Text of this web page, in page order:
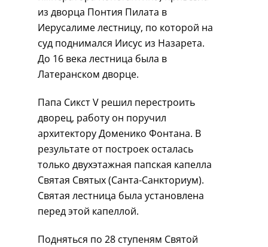
из дворца Понтия Пилата в
Иерусалиме лестницу, по которой на
суд поднимался Иисус из Назарета.
До 16 века лестница была в
Латеранском дворце.
Папа Сикст V решил перестроить
дворец, работу он поручил
архитектору Доменико Фонтана. В
результате от построек осталась
только двухэтажная папская капелла
Святая Святых (Санта-Санкториум).
Святая лестница была установлена
перед этой капеллой.
Подняться по 28 ступеням Святой